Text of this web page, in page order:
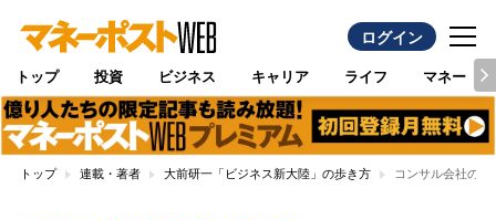
ログイン
トップ 投資 ビジネス キャリア ライフ マネー
トップ 連載・著者 大前研一「ビジネス新大陸」の歩き方 コンサル会社の